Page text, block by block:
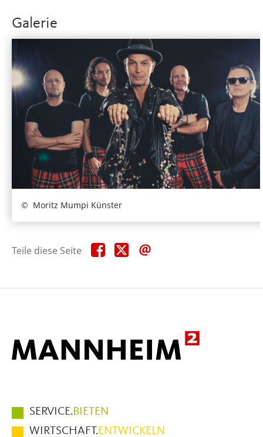
Galerie
Moritz Mumpi Künster
Teile diese Seite Teile
diese
Teile
diese
Hauptmenüpunkte
im
SERVICE.BIETEN
WIRTSCHAFT.ENTWICKELN